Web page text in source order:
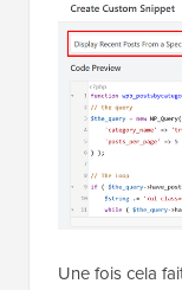
Une fois cela